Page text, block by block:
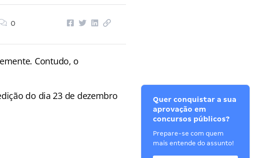
0
Contudo, o
do dia 23 de dezembro
Quer conquistar a sua
aprovação em
concursos públicos?
Prepare-se com quem
mais entende do assunto!